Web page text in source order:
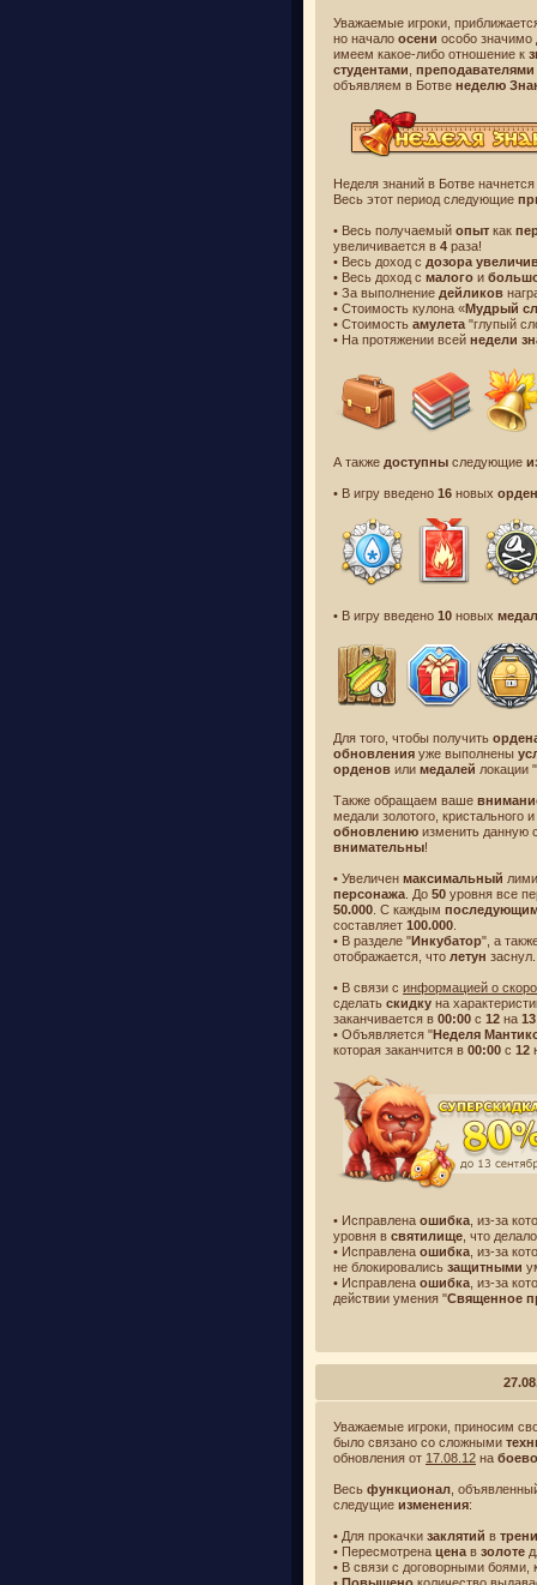
Уважаемые игроки,
но начало осени особо
имеем какое-либо отношение к
студентами преподавателями
объявляем в Ботве неделю
Неделя знаний в Ботве
Весь этот период следующие
• Весь получаемый опыт как
увеличивается в 4 раза!
• Весь доход с дозора
• Весь доход с малого и
• За выполнение дейликов
• Стоимость кулона «Мудрый
• Стоимость амулета "глупый
• На протяжении всей недели
А также доступны следующие
• В игру введено 16 новых
• В игру введено 10 новых
Для того, чтобы получить
обновления уже выполнены
орденов или медалей локации "
Также обращаем ваше
медали золотого, кристального
обновлению изменить данную
внимательны!
• Увеличен максимальный
персонажа . До 50 уровня все
50.000 . С каждым
составляет 100.000
• В разделе "Инкубатор", а
отображается, что летун заснул.
• В связи с информацией о
сделать скидку на
заканчивается в 00:00 с 12 на 13
• Объявляется "Неделя
которая заканчится в 00:00 с 12
• Исправлена ошибка , из-за
уровня в святилище , что
• Исправлена ошибка , из-за
не блокировались защитными
• Исправлена ошибка , из-за
действии умения "Священное
Уважаемые игроки, приносим
было связано со сложными
обновления от 17.08.12 на
Весь функционал ,
следущие изменения:
• Для прокачки заклятий в
• Пересмотрена цена в золоте
• В связи с договорными боями,
• Повышено количество